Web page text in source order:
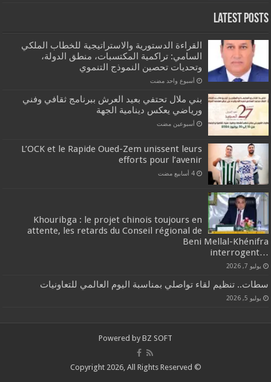
Latest Posts
القراءة الدستورية والاستراتيجية للخطاب الملكي
السامي: تراكمية المكتسبات، منطق الدولة،
وتحديات تحصين النموذج التنموي
‏أسبوع واحد مضت
بني ملال تحتفي بعيد العرش ببرنامج ثقافي وفني
ورياضي يعكس دينامية الجهة
‏أسبوعين مضت
L’OCK et le Rapide Oued-Zem unissent leurs
efforts pour l’avenir
‏4 أسابيع مضت
Khouribga : le projet chinois toujours en
attente, les retards du Conseil régional de
Beni Mellal-Khénifra
…interrogent
يوليو 7, 2026
سطات.. تنظيم لقاء تواصلي بمناسبة اليوم العالمي للتعاونيات
يوليو 5, 2026
Powered by BZ SOFT
© Copyright 2026, All Rights Reserved